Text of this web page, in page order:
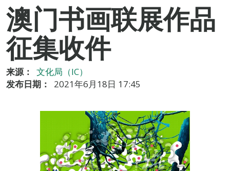
澳门书画联展作品
征集收件
来源：
文化局（IC）
发布日期：
2021年6月18日 17:45